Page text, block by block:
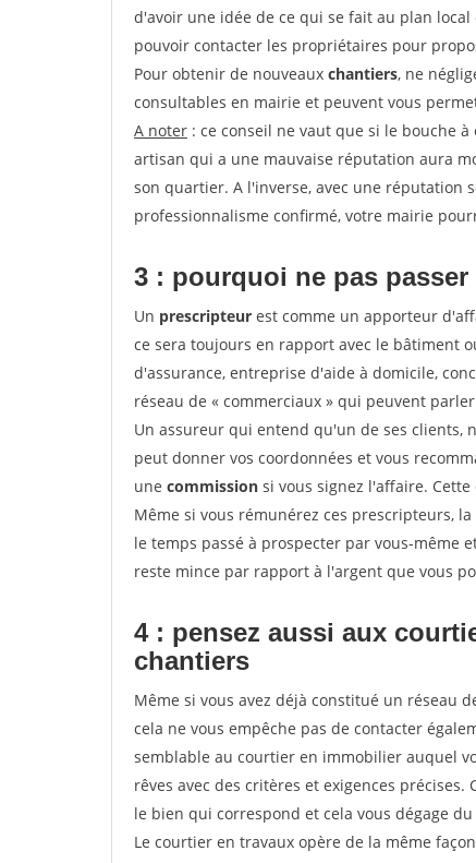
d'avoir une idée de ce qui se fait au plan
pouvoir contacter les propriétaires pour
Pour obtenir de nouveaux chantiers, ne
consultables en mairie et peuvent vous
A noter : ce conseil ne vaut que si le bouche
artisan qui a une mauvaise réputation aura
son quartier. A l'inverse, avec une réputation
professionnalisme confirmé, votre mairie
3 : pourquoi ne pas
Un prescripteur est comme un apporteur
ce sera toujours en rapport avec le bâtiment
d'assurance, entreprise d'aide à domicile,
réseau de « commerciaux » qui peuvent
Un assureur qui entend qu'un de ses clients,
peut donner vos coordonnées et vous
une commission si vous signez l'affaire.
Même si vous rémunérez ces prescripteurs,
le temps passé à prospecter par vous-même
reste mince par rapport à l'argent que vous
4 : pensez aussi aux
chantiers
Même si vous avez déjà constitué un réseau
cela ne vous empêche pas de contacter
semblable au courtier en immobilier auquel
rêves avec des critères et exigences
le bien qui correspond et cela vous dégage
Le courtier en travaux opère de la même